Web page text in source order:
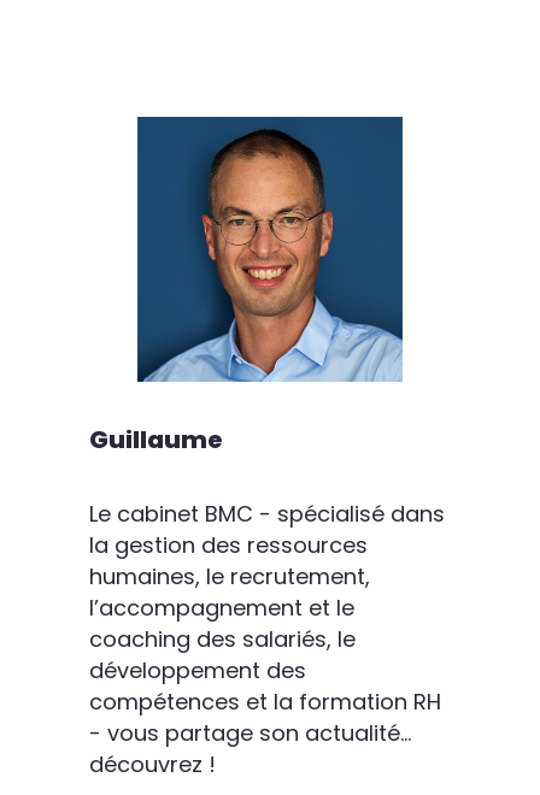
Guillaume
Le cabinet BMC - spécialisé dans
la gestion des ressources
humaines, le recrutement,
l’accompagnement et le
coaching des salariés, le
développement des
compétences et la formation RH
- vous partage son actualité...
découvrez !